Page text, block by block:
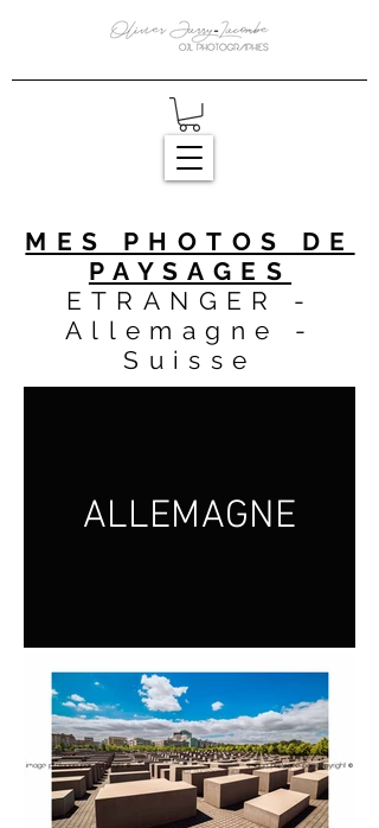
MES PHOTOS DE
PAYSAGES
ETRANGER -
Allemagne -
Suisse
ALLEMAGNE